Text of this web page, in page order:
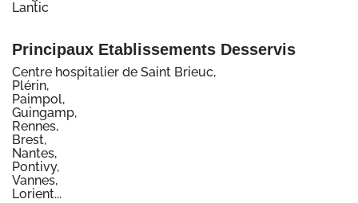
Lantic
Principaux Etablissements Desservis
Centre hospitalier de Saint Brieuc,
Plérin,
Paimpol,
Guingamp,
Rennes,
Brest,
Nantes,
Pontivy,
Vannes,
Lorient...